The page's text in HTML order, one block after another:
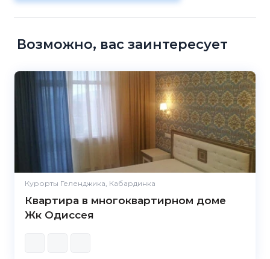
Возможно, вас заинтересует
Курорты Геленджика, Кабардинка
Квартира в многоквартирном доме
Жк Одиссея